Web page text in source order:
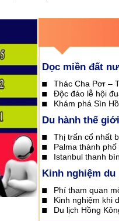
Dọc miền đất
Thác Cha Pơr –
Độc đáo lễ hội
Khám phá Sìn Hồ
Du hành thế giới
Thị trấn cổ nhất
Palma thành
Istanbul thanh
Kinh nghiệm du
Phí tham quan
Kinh nghiệm khi
Du lịch Hồng